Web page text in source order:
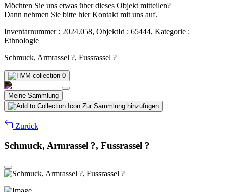
Möchten Sie uns etwas über dieses Objekt mitteilen?
Dann nehmen Sie bitte hier Kontakt mit uns auf.
Inventarnummer : 2024.058, ObjektId : 65444, Kategorie :
Ethnologie
Schmuck, Armrassel ?, Fussrassel ?
0
Meine Sammlung
Zur Sammlung hinzufügen
Zurück
Schmuck, Armrassel ?, Fussrassel ?